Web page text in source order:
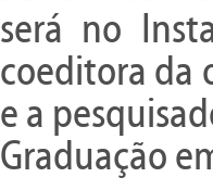
será no
coeditora da
e a
Graduação